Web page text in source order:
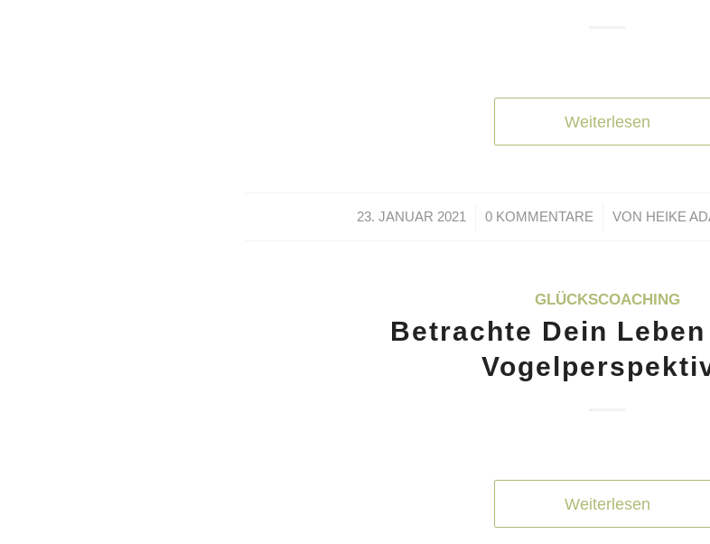
Weiterlesen
23. JANUAR 2021
/ 0 KOMMENTARE
/ VON HEIKE
GLÜCKSCOACHING
Betrachte Dein
Weiterlesen